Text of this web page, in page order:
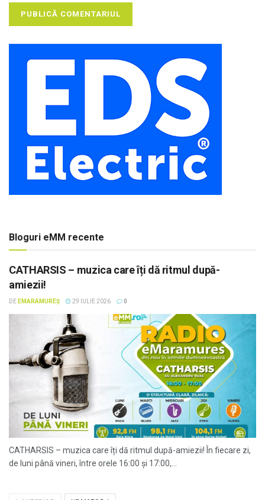
Bloguri eMM recente
CATHARSIS – muzica care îți dă ritmul după-
amiezii!
DE EMARAMUREȘ 29 IULIE 2026 0
CATHARSIS – muzica care îți dă ritmul după-amiezii! În fiecare zi,
de luni până vineri, între orele 16:00 și 17:00,...